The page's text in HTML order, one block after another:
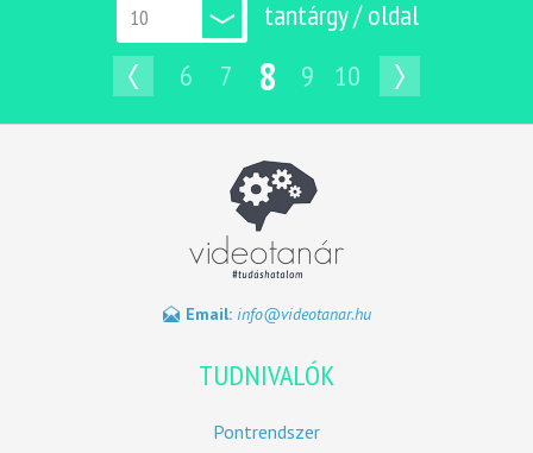
tantárgy / oldal
6
7 8 9 10
Email: info@videotanar.hu
TUDNIVALÓK
Pontrendszer